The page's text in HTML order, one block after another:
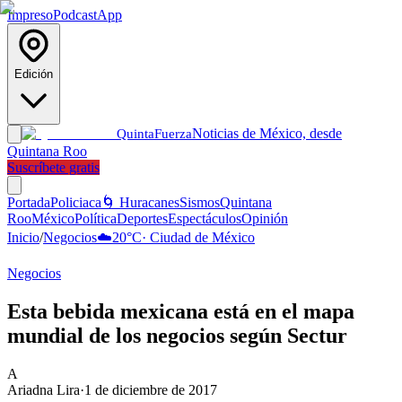
ImpresoPodcastApp
Edición
QuintaFuerzaNoticias de México, desde
Quintana Roo
Suscríbete gratis
PortadaPoliciaca 🌀 HuracanesSismosQuintana
RooMéxicoPolíticaDeportesEspectáculosOpinión
Inicio/Negocios☁️20°C· Ciudad de México
Negocios
Esta bebida mexicana está en el mapa
mundial de los negocios según Sectur
A
Ariadna Lira·1 de diciembre de 2017